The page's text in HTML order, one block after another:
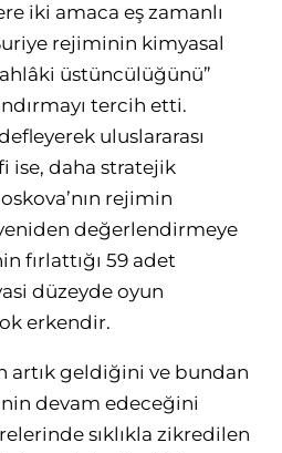
iki amaca eş zamanlı
rejiminin kimyasal
üstüncülüğünü”
tercih etti.
uluslararası
ise, daha stratejik
rejimin
yeniden değerlendirmeye
fırlattığı 59 adet
düzeyde oyun
erkendir.
artık geldiğini ve bundan
devam edeceğini
sıklıkla zikredilen